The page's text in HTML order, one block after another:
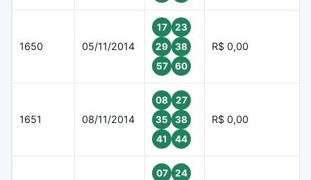
1650 05/11/2014
17
23
29
38
57
60
R$ 0,00
1651 08/11/2014
08
27
35
38
41
44
R$ 0,00
07
24